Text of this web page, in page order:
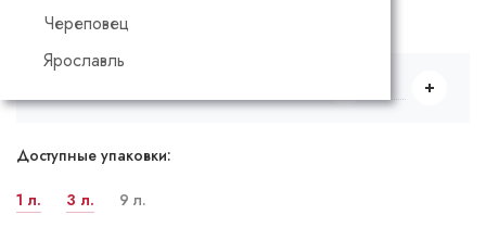
Череповец
Ярославль
Выбрать количество и объем
Доступные упаковки:
1 л. 3 л. 9 л.